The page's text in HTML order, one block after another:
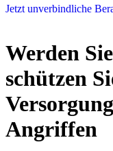
Jetzt unverbindliche
Werden
schützen
Angriffen